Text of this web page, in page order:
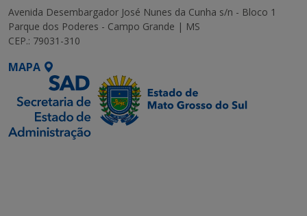
Avenida Desembargador José Nunes da Cunha s/n - Bloco 1
Parque dos Poderes - Campo Grande | MS
CEP.: 79031-310
MAPA